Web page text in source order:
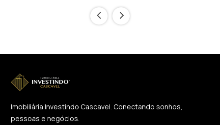
‹ ›
Imobiliária Investindo Cascavel. Conectando sonhos,
pessoas e negócios.